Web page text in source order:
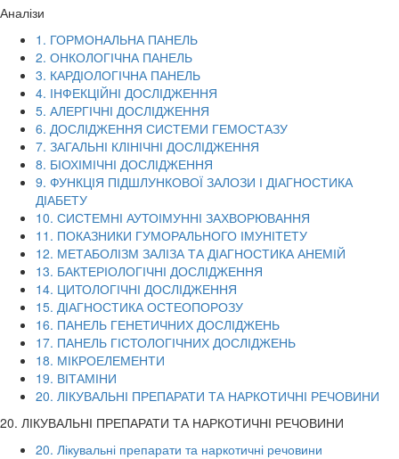
Аналізи
1. ГОРМОНАЛЬНА ПАНЕЛЬ
2. ОНКОЛОГІЧНА ПАНЕЛЬ
3. КАРДІОЛОГІЧНА ПАНЕЛЬ
4. ІНФЕКЦІЙНІ ДОСЛІДЖЕННЯ
5. АЛЕРГІЧНІ ДОСЛІДЖЕННЯ
6. ДОСЛІДЖЕННЯ СИСТЕМИ ГЕМОСТАЗУ
7. ЗАГАЛЬНІ КЛІНІЧНІ ДОСЛІДЖЕННЯ
8. БІОХІМІЧНІ ДОСЛІДЖЕННЯ
9. ФУНКЦІЯ ПІДШЛУНКОВОЇ ЗАЛОЗИ І ДІАГНОСТИКА
ДІАБЕТУ
10. СИСТЕМНІ АУТОІМУННІ ЗАХВОРЮВАННЯ
11. ПОКАЗНИКИ ГУМОРАЛЬНОГО ІМУНІТЕТУ
12. МЕТАБОЛІЗМ ЗАЛІЗА ТА ДІАГНОСТИКА АНЕМІЙ
13. БАКТЕРІОЛОГІЧНІ ДОСЛІДЖЕННЯ
14. ЦИТОЛОГІЧНІ ДОСЛІДЖЕННЯ
15. ДІАГНОСТИКА ОСТЕОПОРОЗУ
16. ПАНЕЛЬ ГЕНЕТИЧНИХ ДОСЛІДЖЕНЬ
17. ПАНЕЛЬ ГІСТОЛОГІЧНИХ ДОСЛІДЖЕНЬ
18. МІКРОЕЛЕМЕНТИ
19. ВІТАМІНИ
20. ЛІКУВАЛЬНІ ПРЕПАРАТИ ТА НАРКОТИЧНІ РЕЧОВИНИ
20. ЛІКУВАЛЬНІ ПРЕПАРАТИ ТА НАРКОТИЧНІ РЕЧОВИНИ
20. Лікувальні препарати та наркотичні речовини